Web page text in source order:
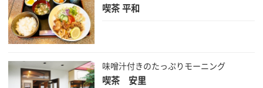
喫茶 平和
味噌汁付きのたっぷりモーニング
喫茶 安里